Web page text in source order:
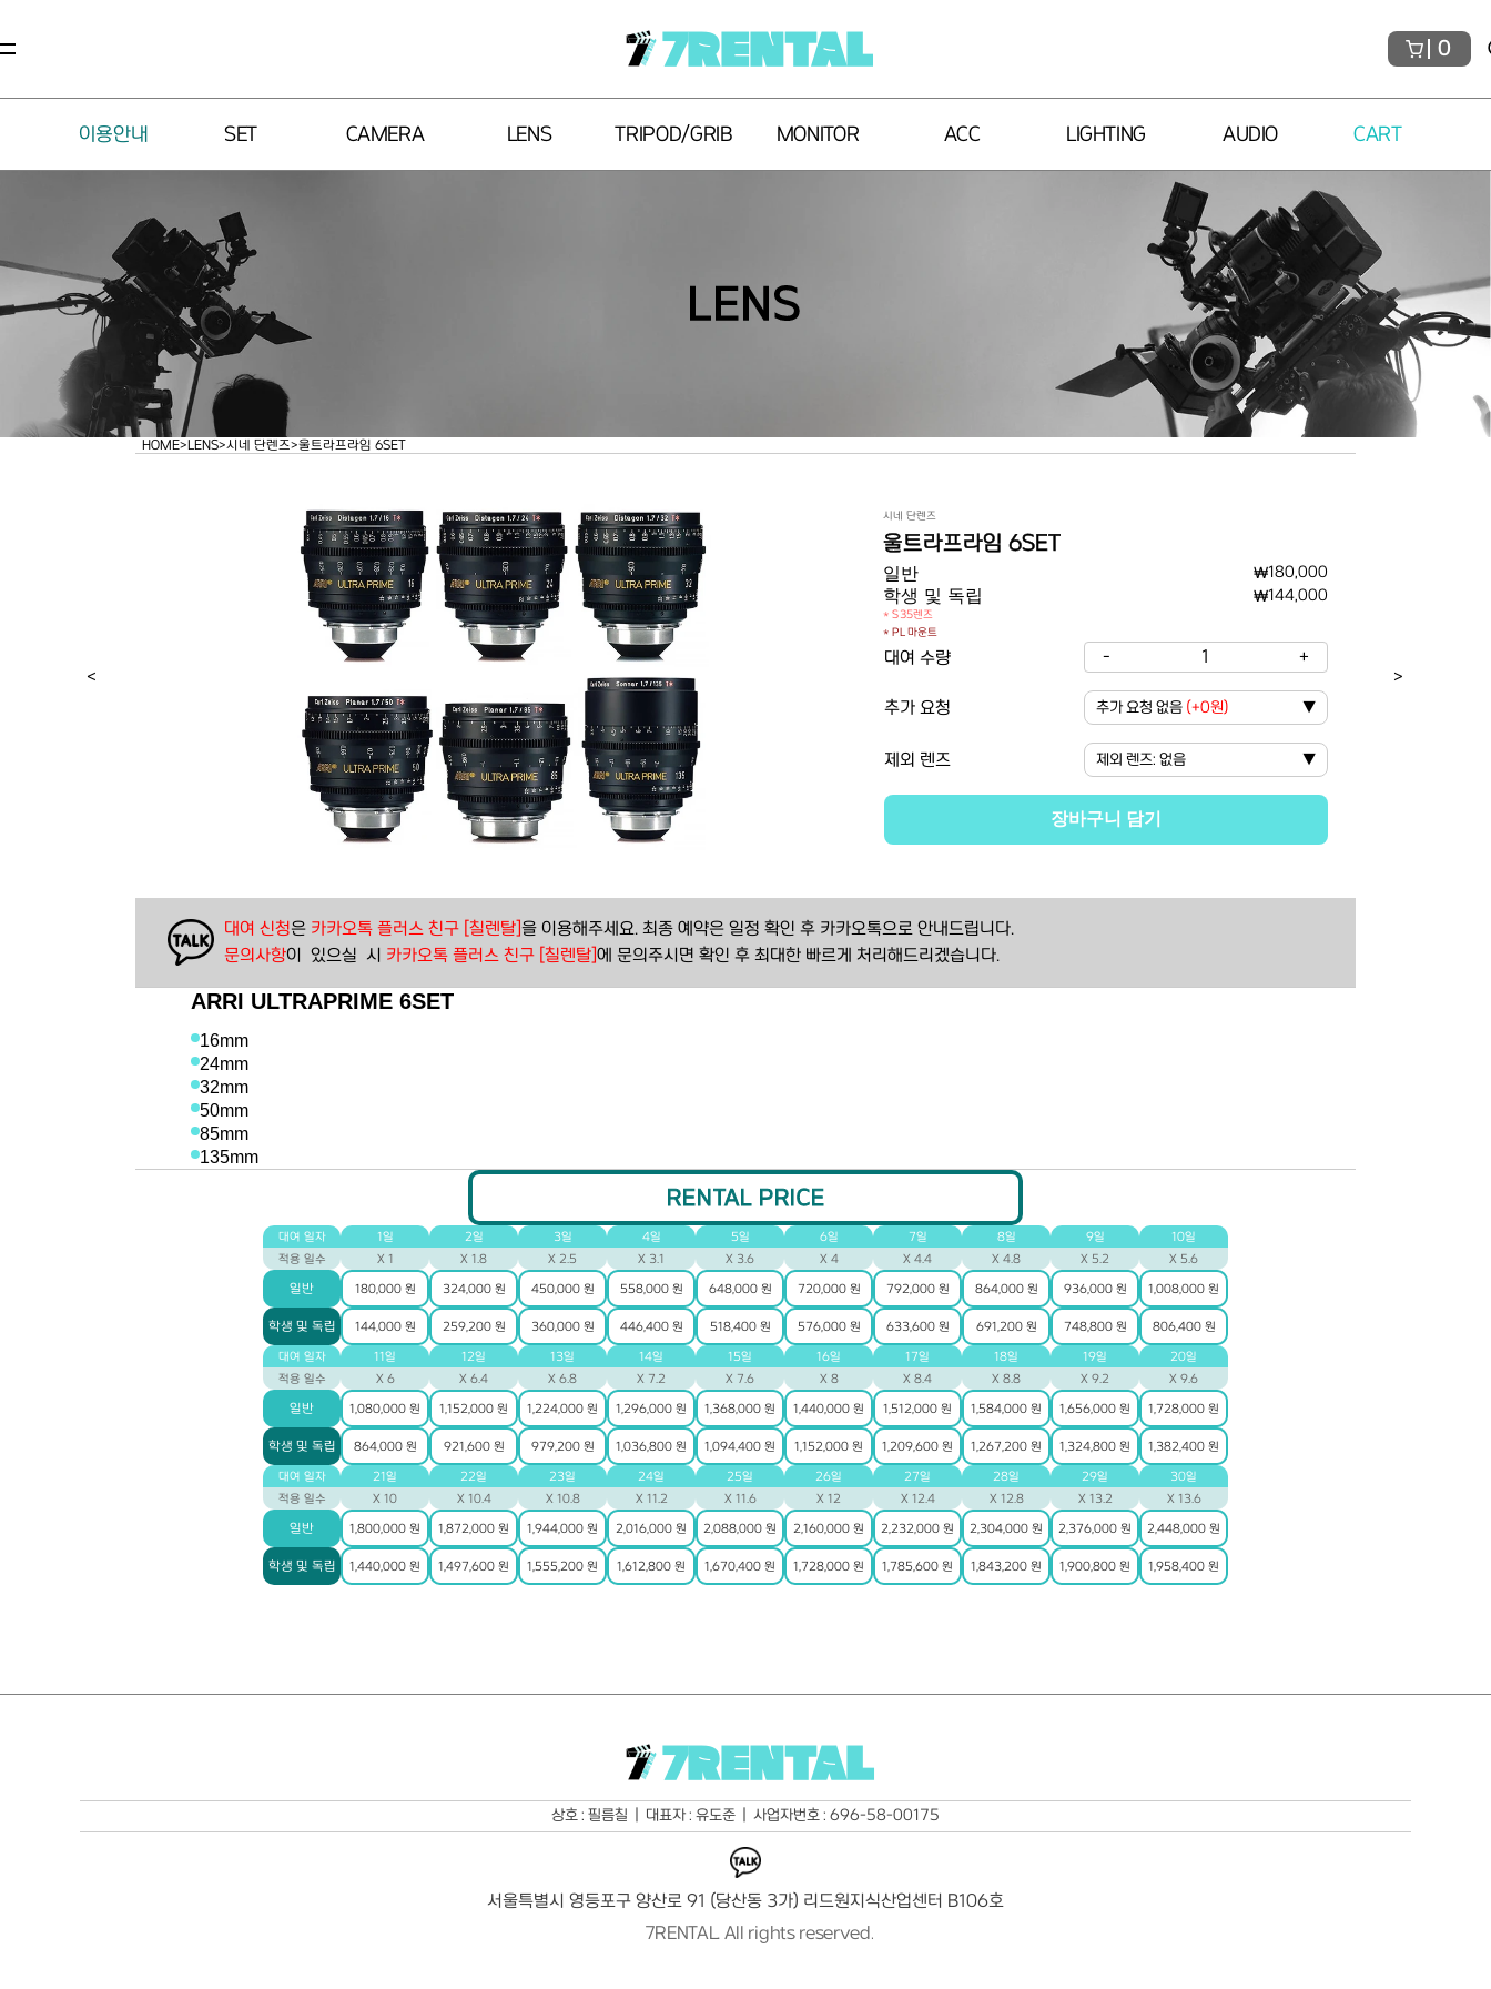
LENS
HOME>LENS>시네 단렌즈>울트라프라임 6SET
<
시네 단렌즈
울트라프라임 6SET
일반 ₩180,000
학생 및 독립 ₩144,000
* S35렌즈
* PL 마운트
대여 수량 - 1 +
추가 요청 추가 요청 없음 (+0원) ▼
제외 렌즈 제외 렌즈: 없음 ▼
장바구니 담기
>
대여 신청은 카카오톡 플러스 친구 [칠렌탈]을 이용해주세요. 최종 예약은 일정 확인 후 카카오톡으로 안내드립니다.
문의사항이  있으실  시 카카오톡 플러스 친구 [칠렌탈]에 문의주시면 확인 후 최대한 빠르게 처리해드리겠습니다.
ARRI ULTRAPRIME 6SET
16mm
24mm
32mm
50mm
85mm
135mm
RENTAL PRICE
대여 일자
적용 일수
1일
X 1
2일
X 1.8
3일
X 2.5
4일
X 3.1
5일
X 3.6
6일
X 4
7일
X 4.4
8일
X 4.8
9일
X 5.2
10일
X 5.6
일반 180,000 원 324,000 원 450,000 원 558,000 원 648,000 원 720,000 원 792,000 원 864,000 원 936,000 원 1,008,000 원
학생 및 독립 144,000 원 259,200 원 360,000 원 446,400 원 518,400 원 576,000 원 633,600 원 691,200 원 748,800 원 806,400 원
대여 일자
적용 일수
11일
X 6
12일
X 6.4
13일
X 6.8
14일
X 7.2
15일
X 7.6
16일
X 8
17일
X 8.4
18일
X 8.8
19일
X 9.2
20일
X 9.6
일반 1,080,000 원 1,152,000 원 1,224,000 원 1,296,000 원 1,368,000 원 1,440,000 원 1,512,000 원 1,584,000 원 1,656,000 원 1,728,000 원
학생 및 독립 864,000 원 921,600 원 979,200 원 1,036,800 원 1,094,400 원 1,152,000 원 1,209,600 원 1,267,200 원 1,324,800 원 1,382,400 원
대여 일자
적용 일수
21일
X 10
22일
X 10.4
23일
X 10.8
24일
X 11.2
25일
X 11.6
26일
X 12
27일
X 12.4
28일
X 12.8
29일
X 13.2
30일
X 13.6
일반 1,800,000 원 1,872,000 원 1,944,000 원 2,016,000 원 2,088,000 원 2,160,000 원 2,232,000 원 2,304,000 원 2,376,000 원 2,448,000 원
학생 및 독립 1,440,000 원 1,497,600 원 1,555,200 원 1,612,800 원 1,670,400 원 1,728,000 원 1,785,600 원 1,843,200 원 1,900,800 원 1,958,400 원
7RENTAL 0
이용안내 SET CAMERA LENS TRIPOD/GRIB MONITOR ACC LIGHTING AUDIO CART
7RENTAL
상호 : 필름칠  |  대표자 : 유도준  |  사업자번호 : 696-58-00175
서울특별시 영등포구 양산로 91 (당산동 3가) 리드원지식산업센터 B106호
7RENTAL. All rights reserved.